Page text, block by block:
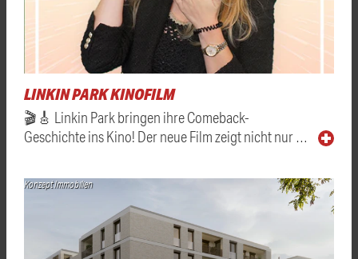
LINKIN PARK KINOFILM
🎬🎸 Linkin Park bringen ihre Comeback-
Geschichte ins Kino! Der neue Film zeigt nicht nur …
Konzept Immobilien